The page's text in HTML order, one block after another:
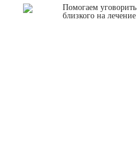
Помогаем уговорить
близкого на лечение